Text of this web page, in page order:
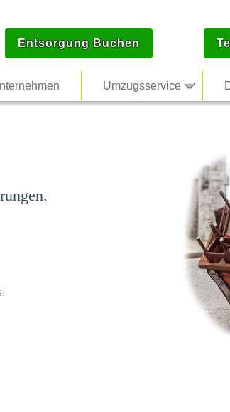
Entsorgung Buchen
Umzugsservice